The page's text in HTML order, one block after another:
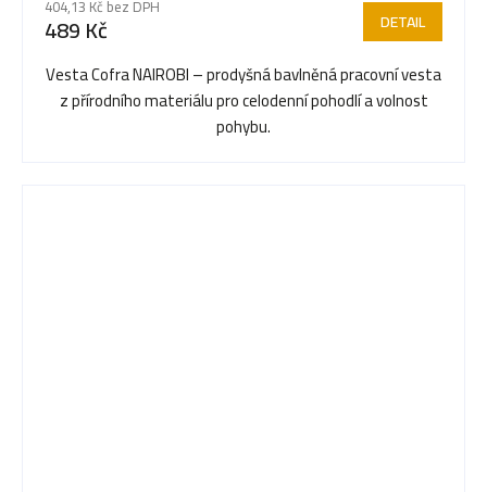
404,13 Kč bez DPH
489 Kč DETAIL
Vesta Cofra NAIROBI – prodyšná bavlněná pracovní vesta
z přírodního materiálu pro celodenní pohodlí a volnost
pohybu.